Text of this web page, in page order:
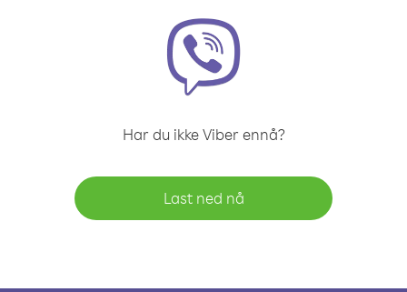
Har du ikke Viber ennå?
Last ned nå